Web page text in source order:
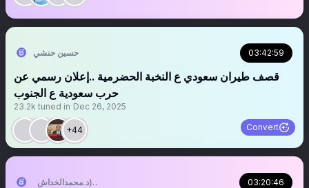
حسين حنشي 03:42:59
قصف طيران سعودي ع النخبة الحضرمية ..إعلان رسمي عن
حرب سعودية ع الجنوب
23.2k tuned in Dec 26, 2025
+44 Convert
03:20:46